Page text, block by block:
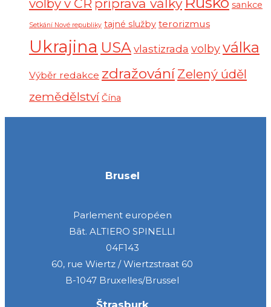
volby v ČR příprava války sankce
Setkání Nové republiky tajné služby terorizmus
Ukrajina USAvlastizrada volbyválka
Výběr redakce zdražování Zelený úděl
zemědělství Čína
Brusel
Parlement européen
Bât. ALTIERO SPINELLI
04F143
60, rue Wiertz / Wiertzstraat 60
B-1047 Bruxelles/Brussel